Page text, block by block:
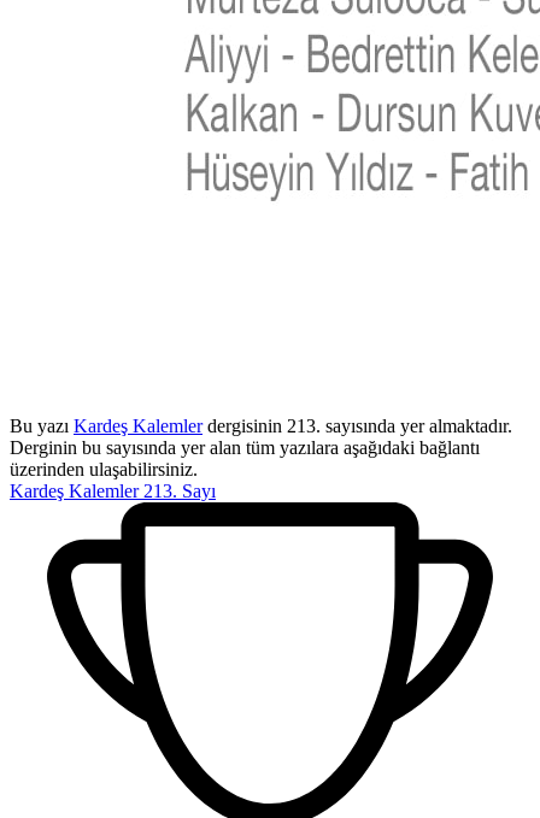
Bu yazı Kardeş Kalemlerdergisinin 213. sayısında yer almaktadır.
Derginin bu sayısında yer alan tüm yazılara aşağıdaki bağlantı
üzerinden ulaşabilirsiniz.
Kardeş Kalemler 213. Sayı